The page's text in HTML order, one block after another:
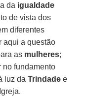
da igualdade
de vista dos
diferentes
aqui a questão
as mulheres;
no fundamento
luz da Trindade e